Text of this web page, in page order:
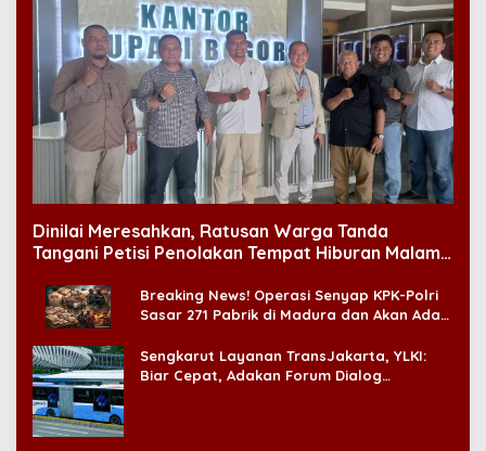
Dinilai Meresahkan, Ratusan Warga Tanda
Tangani Petisi Penolakan Tempat Hiburan Malam
Breaking News! Operasi Senyap KPK-Polri
Sasar 271 Pabrik di Madura dan Akan Ada
Sengkarut Layanan TransJakarta, YLKI:
Biar Cepat, Adakan Forum Dialog